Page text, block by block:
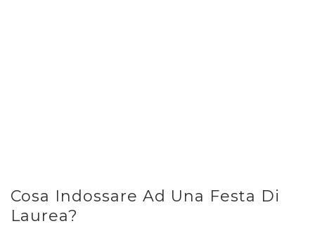
Cosa Indossare Ad Una Festa Di
Laurea?